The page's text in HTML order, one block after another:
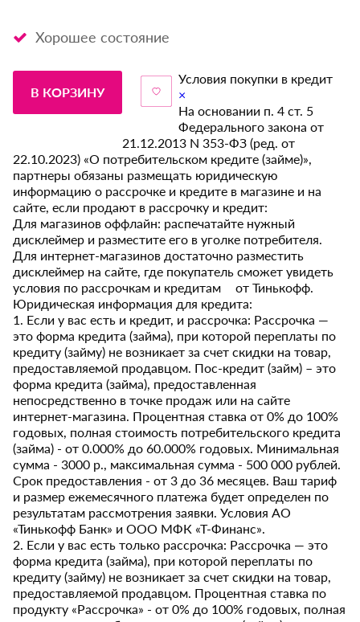
Хорошее состояние
В КОРЗИНУ
Условия покупки в кредит
×
На основании п. 4 ст. 5
Федерального закона от
21.12.2013 N 353-ФЗ (ред. от
22.10.2023) «О потребительском кредите (займе)»,
партнеры обязаны размещать юридическую
информацию о рассрочке и кредите в магазине и на
сайте, если продают в рассрочку и кредит:
Для магазинов оффлайн: распечатайте нужный
дисклеймер и разместите его в уголке потребителя.
Для интернет-магазинов достаточно разместить
дисклеймер на сайте, где покупатель сможет увидеть
условия по рассрочкам и кредитам от Тинькофф.
Юридическая информация для кредита:
1. Если у вас есть и кредит, и рассрочка: Рассрочка —
это форма кредита (займа), при которой переплаты по
кредиту (займу) не возникает за счет скидки на товар,
предоставляемой продавцом. Пос-кредит (займ) – это
форма кредита (займа), предоставленная
непосредственно в точке продаж или на сайте
интернет-магазина. Процентная ставка от 0% до 100%
годовых, полная стоимость потребительского кредита
(займа) - от 0.000% до 60.000% годовых. Минимальная
сумма - 3000 р., максимальная сумма - 500 000 рублей.
Срок предоставления - от 3 до 36 месяцев. Ваш тариф
и размер ежемесячного платежа будет определен по
результатам рассмотрения заявки. Условия АО
«Тинькофф Банк» и ООО МФК «Т-Финанс».
2. Если у вас есть только рассрочка: Рассрочка — это
форма кредита (займа), при которой переплаты по
кредиту (займу) не возникает за счет скидки на товар,
предоставляемой продавцом. Процентная ставка по
продукту «Рассрочка» - от 0% до 100% годовых, полная